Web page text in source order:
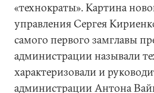
«технократы». Картина
управления Сергея
самого первого замглавы
администрации называли
характеризовали и
администрации Антона